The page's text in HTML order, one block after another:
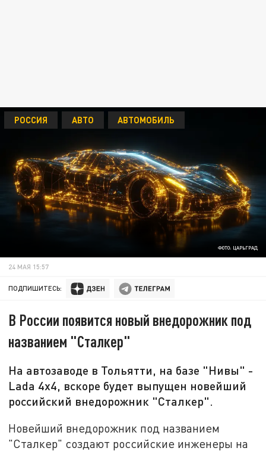
ФОТО: ЦАРЬГРАД
РОССИЯ АВТО АВТОМОБИЛЬ
24 МАЯ 15:57
ПОДПИШИТЕСЬ:
В России появится новый внедорожник под
названием "Сталкер"
На автозаводе в Тольятти, на базе "Нивы" -
Lada 4x4, вскоре будет выпущен новейший
российский внедорожник "Сталкер".
Новейший внедорожник под названием
"Сталкер" создают российские инженеры на